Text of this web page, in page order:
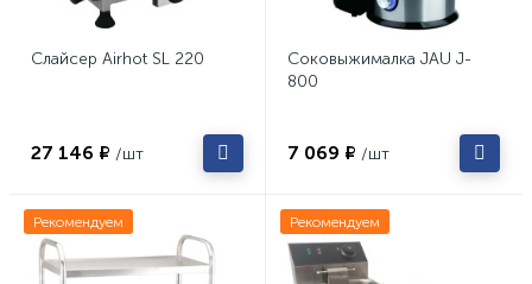
Слайсер Airhot SL 220
27 146 ₽ /шт
Соковыжималка JAU J-
800
7 069 ₽ /шт
Рекомендуем Рекомендуем